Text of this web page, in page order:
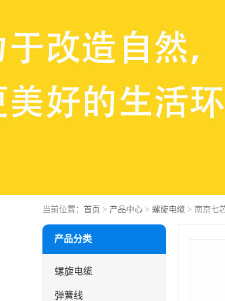
当前位置： 首页 > 产品中心 > 螺旋电缆 > 南京七
产品分类
螺旋电缆
弹簧线